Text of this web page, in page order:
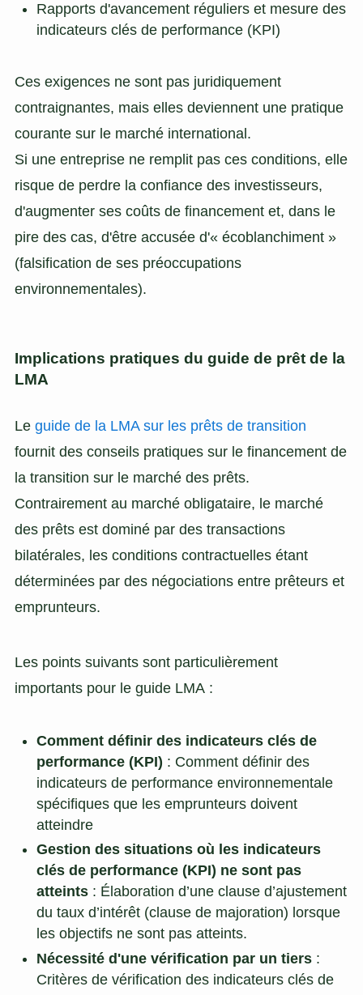
Rapports d'avancement réguliers et mesure des
indicateurs clés de performance (KPI)
Ces exigences ne sont pas juridiquement
contraignantes, mais elles deviennent une pratique
courante sur le marché international.
Si une entreprise ne remplit pas ces conditions, elle
risque de perdre la confiance des investisseurs,
d'augmenter ses coûts de financement et, dans le
pire des cas, d'être accusée d'« écoblanchiment »
(falsification de ses préoccupations
environnementales).
Implications pratiques du guide de prêt de la
LMA
Le guide de la LMA sur les prêts de transition
fournit des conseils pratiques sur le financement de
la transition sur le marché des prêts.
Contrairement au marché obligataire, le marché
des prêts est dominé par des transactions
bilatérales, les conditions contractuelles étant
déterminées par des négociations entre prêteurs et
emprunteurs.
Les points suivants sont particulièrement
importants pour le guide LMA :
Comment définir des indicateurs clés de
performance (KPI) : Comment définir des
indicateurs de performance environnementale
spécifiques que les emprunteurs doivent
atteindre
Gestion des situations où les indicateurs
clés de performance (KPI) ne sont pas
atteints: Élaboration d’une clause d’ajustement
du taux d’intérêt (clause de majoration) lorsque
les objectifs ne sont pas atteints.
Nécessité d'une vérification par un tiers:
Critères de vérification des indicateurs clés de